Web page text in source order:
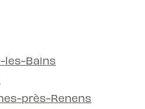
les-Bains
près-Renens